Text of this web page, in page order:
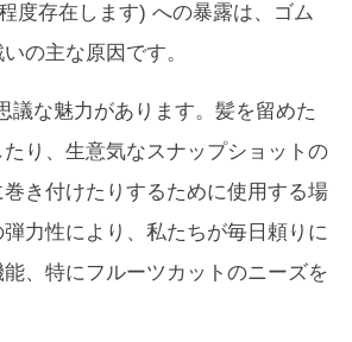
度存在します) への暴露は、ゴム
の主な原因です。
議な魅力があります。髪を留めた
り、生意気なスナップショットの
き付けたりするために使用する場
力性により、私たちが毎日頼りに
、特にフルーツカットのニーズを